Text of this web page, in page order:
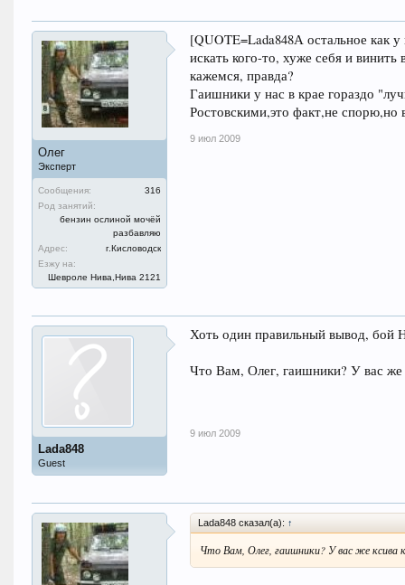
Олег
Эксперт
Сообщения:
316
Род занятий:
бензин ослиной мочёй
разбавляю
Адрес:
г.Кисловодск
Езжу на:
Шевроле Нива,Нива 2121
[QUOTE=Lada848А остальное как
искать кого-то, хуже себя и
кажемся, правда?
Гаишники у нас в крае гораздо
Ростовскими,это факт,не спорю,но
9 июл 2009
Lada848
Guest
Хоть один правильный вывод, бой
Что Вам, Олег, гаишники? У вас же
9 июл 2009
Lada848 сказал(а): ↑
Что Вам, Олег, гаишники? У вас же ксива